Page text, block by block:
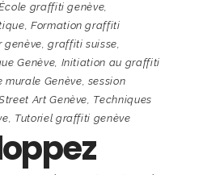
graffiti genève,
, Formation graffiti
genève,graffiti suisse,
Genève, Initiation au graffiti
murale Genève, session
Art Genève, Techniques
, Tutoriel graffiti genève